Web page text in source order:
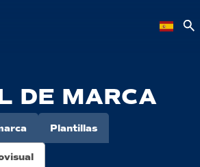
DE MARCA
Plantillas